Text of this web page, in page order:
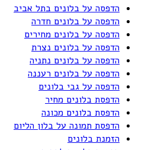
הדפסה על בלונים בתל אביב
הדפסה על בלונים חדרה
הדפסה על בלונים מחירים
הדפסה על בלונים נצרת
הדפסה על בלונים נתניה
הדפסה על בלונים רעננה
הדפסה על גבי בלונים
הדפסת בלונים מחיר
הדפסת בלונים מכונה
הדפסת תמונה על בלון הליום
הזמנת בלונים